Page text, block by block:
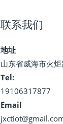
联系我们
地址
山东省威海市火
Tel:
19106317877
Email